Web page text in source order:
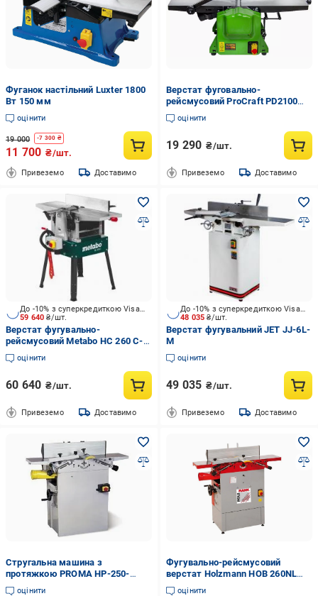
Фуганок настільний Luxter 1800
Вт 150 мм
оцінити
19 000 -7 300 ₴
11 700 ₴/шт.
Привеземо Доставимо
Верстат фуговально-
рейсмусовий ProCraft PD2100
(26769087)
оцінити
19 290 ₴/шт.
Привеземо Доставимо
59 640₴/шт.
До -10% з суперкредиткою Visa Вигода
Верстат фугувально-
рейсмусовий Metabo HC 260 C-
2.2 WNB 114026000
оцінити
60 640 ₴/шт.
Привеземо Доставимо
48 035₴/шт.
До -10% з суперкредиткою Visa Вигода
Верстат фугувальний JET JJ-6L-
M
оцінити
49 035 ₴/шт.
Привеземо Доставимо
Стругальна машина з
протяжкою PROMA HP-250-
2/400
оцінити
Фугувально-рейсмусовий
верстат Holzmann HOB 260NL
(2661253374)
оцінити